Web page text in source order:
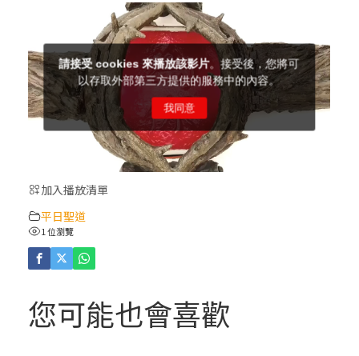
【信仰之旅】第十一集：「教 會」(推廣片)
【信仰之旅】第十一集：「教 會」—林必能
神父
【信仰之旅】第十集：「逾越奧蹟」— 錢玲
珠老師
(5)黃敏正主教帶你做「四旬期避靜」—【逾
人相遇
加入播放清單
平日聖道
1 位瀏覽
您可能也會喜歡